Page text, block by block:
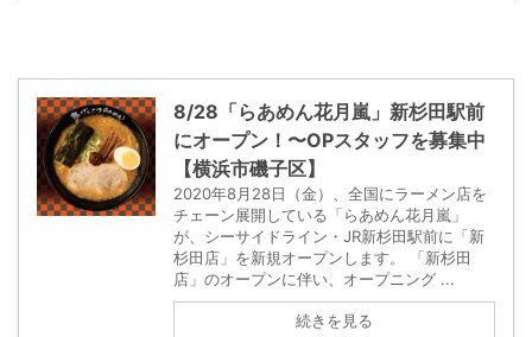
8/28「らあめん花月嵐」新杉田駅前
にオープン！〜OPスタッフを募集中
【横浜市磯子区】
2020年8月28日（金）、全国にラーメン店を
チェーン展開している「らあめん花月嵐」
が、シーサイドライン・JR新杉田駅前に「新
杉田店」を新規オープンします。 「新杉田
店」のオープンに伴い、オープニング ...
続きを見る